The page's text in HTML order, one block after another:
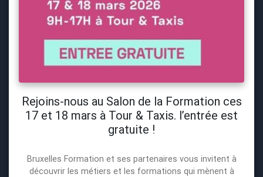
Rejoins-nous au Salon de la Formation ces
17 et 18 mars à Tour & Taxis. l’entrée est
gratuite !
Bruxelles Formation et ses partenaires vous invitent à
découvrir les métiers et les formations qui mènent à